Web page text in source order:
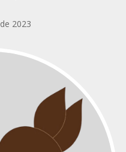
2023